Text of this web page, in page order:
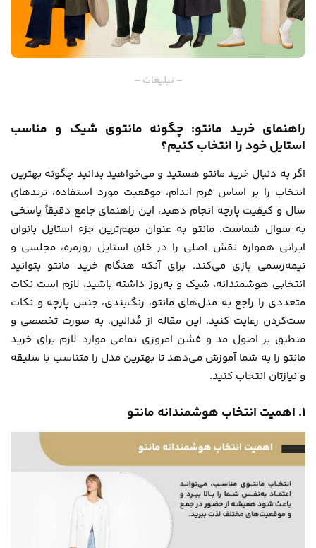
– تبلیغات –
راهنمای خرید مانتو: چگونه مانتوی شیک و مناسب
استایل خود را انتخاب کنیم؟
اگر به دنبال خرید مانتو هستید و می‌خواهید بدانید چگونه بهترین
انتخاب را بر اساس فرم اندام، موقعیت مورد استفاده، ترندهای
سال و کیفیت پارچه انجام دهید، این راهنمای جامع دقیقاً پاسخی
به سوال شماست. مانتو به عنوان مهم‌ترین جزء استایل بانوان
ایرانی همواره نقش اصلی را در خلق استایل روزمره، مجلسی و
نیمه‌رسمی بازی می‌کند. برای آنکه هنگام خرید مانتو بتوانید
انتخابی هوشمندانه، شیک و به‌روز داشته باشید، لازم است نکات
متعددی را راجع به مدل‌های مانتو، رنگ‌بندی، جنس پارچه و نکات
ست‌کردن رعایت کنید. این مقاله از مُدالین، به صورت تخصصی و
منطبق بر اصول مد و فشن امروزی تمامی موارد لازم برای خرید
مانتو را به شما آموزش می‌دهد تا بهترین مدل را متناسب با سلیقه
و نیازتان انتخاب کنید.
۱. اهمیت انتخاب هوشمندانه مانتو